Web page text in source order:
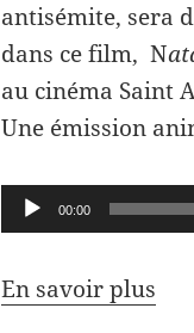
antisémite, sera
dans ce film, N
au cinéma Saint
Une émission
Lecteur
audio
00:00
En savoir plus